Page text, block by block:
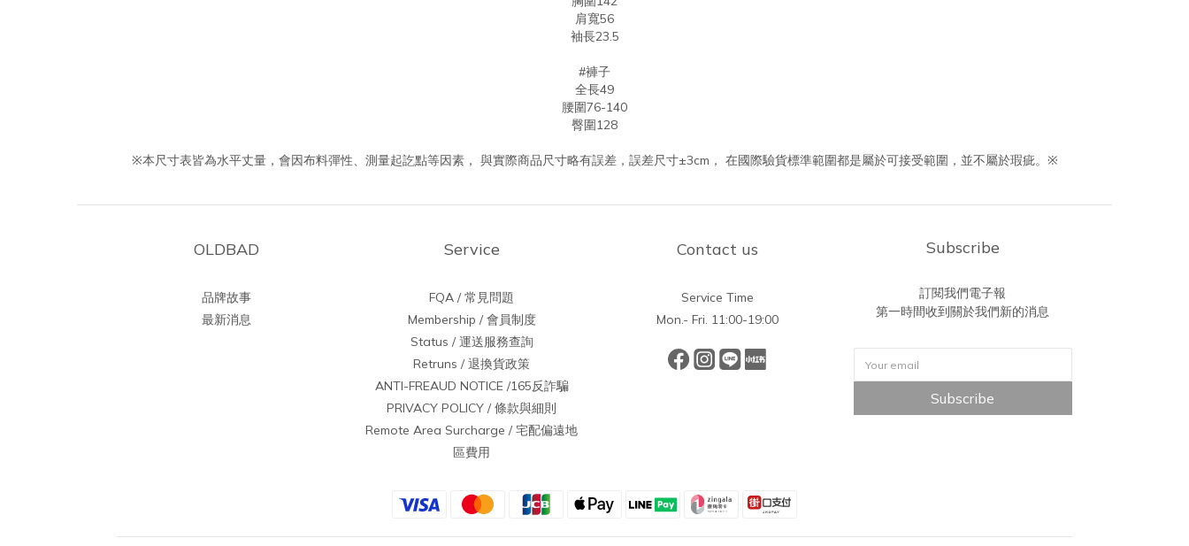
肩寬56
袖長23.5
#褲子
全長49
腰圍76-140
臀圍128
※本尺寸表皆為水平丈量，會因布料彈性、測量起訖點等因素， 與實際商品尺寸略有誤差，誤差尺寸±3cm， 在國際驗貨標準範圍都是屬於可接受範圍，並不屬於瑕疵。※
OLDBAD
品牌故事
最新消息
Service
FQA / 常見問題
Membership / 會員制度
Status / 運送服務查詢
Retruns / 退換貨政策
ANTI-FREAUD NOTICE /165反詐騙
PRIVACY POLICY / 條款與細則
Remote Area Surcharge / 宅配偏遠地
區費用
Contact us
Service Time
Mon.- Fri. 11:00-19:00
Subscribe
訂閱我們電子報
第一時間收到關於我們新的消息
Subscribe